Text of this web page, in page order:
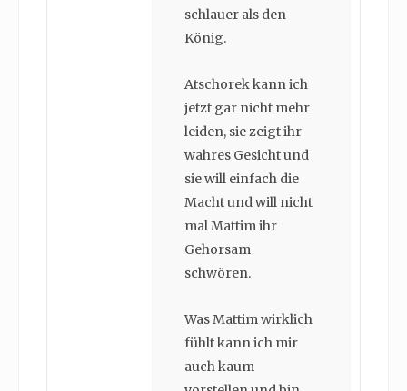
schlauer als den
König.
Atschorek kann ich
jetzt gar nicht mehr
leiden, sie zeigt ihr
wahres Gesicht und
sie will einfach die
Macht und will nicht
mal Mattim ihr
Gehorsam
schwören.
Was Mattim wirklich
fühlt kann ich mir
auch kaum